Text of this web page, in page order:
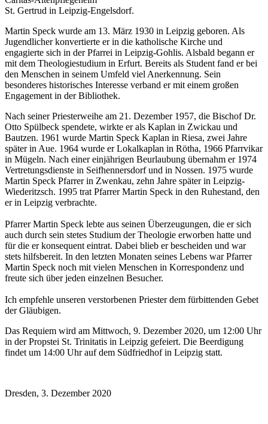
St. Gertrud in Leipzig-Engelsdorf.
Martin Speck wurde am 13. März 1930 in Leipzig geboren. Als
Jugendlicher konvertierte er in die katholische Kirche und
engagierte sich in der Pfarrei in Leipzig-Gohlis. Alsbald begann er
mit dem Theologiestudium in Erfurt. Bereits als Student fand er bei
den Menschen in seinem Umfeld viel Anerkennung. Sein
besonderes historisches Interesse verband er mit einem großen
Engagement in der Bibliothek.
Nach seiner Priesterweihe am 21. Dezember 1957, die Bischof Dr.
Otto Spülbeck spendete, wirkte er als Kaplan in Zwickau und
Bautzen. 1961 wurde Martin Speck Kaplan in Riesa, zwei Jahre
später in Aue. 1964 wurde er Lokalkaplan in Rötha, 1966 Pfarrvikar
in Mügeln. Nach einer einjährigen Beurlaubung übernahm er 1974
Vertretungsdienste in Seifhennersdorf und in Nossen. 1975 wurde
Martin Speck Pfarrer in Zwenkau, zehn Jahre später in Leipzig-
Wiederitzsch. 1995 trat Pfarrer Martin Speck in den Ruhestand, den
er in Leipzig verbrachte.
Pfarrer Martin Speck lebte aus seinen Überzeugungen, die er sich
auch durch sein stetes Studium der Theologie erworben hatte und
für die er konsequent eintrat. Dabei blieb er bescheiden und war
stets hilfsbereit. In den letzten Monaten seines Lebens war Pfarrer
Martin Speck noch mit vielen Menschen in Korrespondenz und
freute sich über jeden einzelnen Besucher.
Ich empfehle unseren verstorbenen Priester dem fürbittenden Gebet
der Gläubigen.
Das Requiem wird am Mittwoch, 9. Dezember 2020, um 12:00 Uhr
in der Propstei St. Trinitatis in Leipzig gefeiert. Die Beerdigung
findet um 14:00 Uhr auf dem Südfriedhof in Leipzig statt.
Dresden, 3. Dezember 2020